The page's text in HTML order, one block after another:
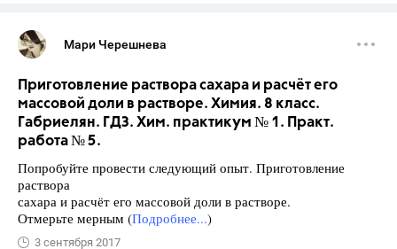
Мари Черешнева
Приготовление раствора сахара и расчёт его
массовой доли в растворе. Химия. 8 класс.
Габриелян. ГДЗ. Хим. практикум № 1. Практ.
работа № 5.
Попробуйте провести следующий опыт. Приготовление
раствора
сахара и расчёт его массовой доли в растворе.
Отмерьте мерным (Подробнее...)
3 сентября 2017